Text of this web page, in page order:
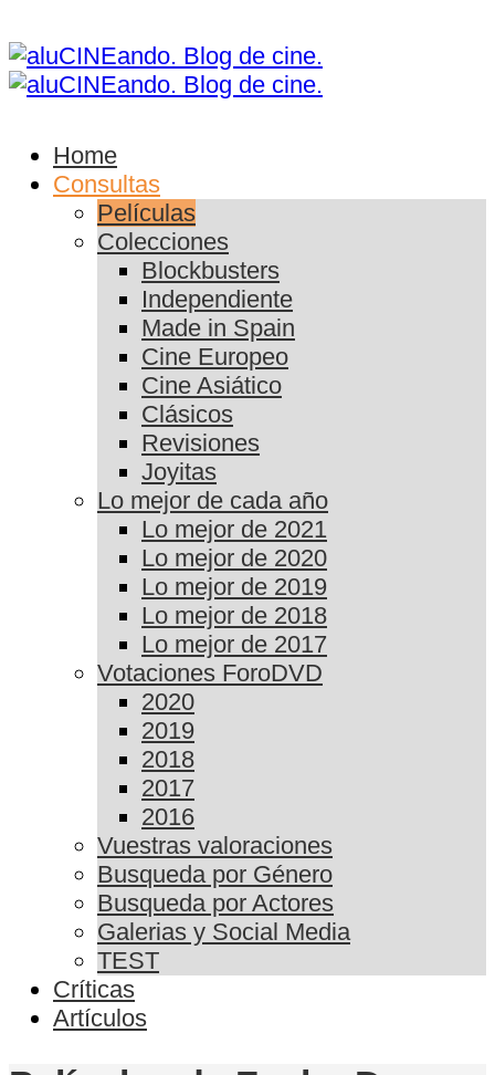
Home
Consultas
Películas
Colecciones
Blockbusters
Independiente
Made in Spain
Cine Europeo
Cine Asiático
Clásicos
Revisiones
Joyitas
Lo mejor de cada año
Lo mejor de 2021
Lo mejor de 2020
Lo mejor de 2019
Lo mejor de 2018
Lo mejor de 2017
Votaciones ForoDVD
2020
2019
2018
2017
2016
Vuestras valoraciones
Busqueda por Género
Busqueda por Actores
Galerias y Social Media
TEST
Críticas
Artículos